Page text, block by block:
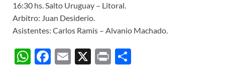
16:30 hs. Salto Uruguay – Litoral.
Arbitro: Juan Desiderio.
Asistentes: Carlos Ramis – Alvanio Machado.
W F
E
X
P